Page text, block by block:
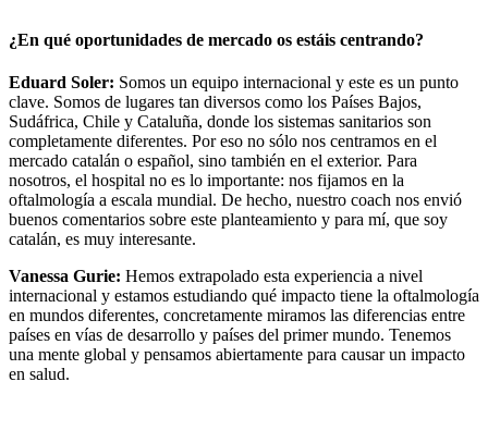
¿En qué oportunidades de mercado os estáis centrando?
Eduard Soler: Somos un equipo internacional y este es un punto
clave. Somos de lugares tan diversos como los Países Bajos,
Sudáfrica, Chile y Cataluña, donde los sistemas sanitarios son
completamente diferentes. Por eso no sólo nos centramos en el
mercado catalán o español, sino también en el exterior. Para
nosotros, el hospital no es lo importante: nos fijamos en la
oftalmología a escala mundial. De hecho, nuestro coach nos envió
buenos comentarios sobre este planteamiento y para mí, que soy
catalán, es muy interesante.
Vanessa Gurie: Hemos extrapolado esta experiencia a nivel
internacional y estamos estudiando qué impacto tiene la oftalmología
en mundos diferentes, concretamente miramos las diferencias entre
países en vías de desarrollo y países del primer mundo. Tenemos
una mente global y pensamos abiertamente para causar un impacto
en salud.